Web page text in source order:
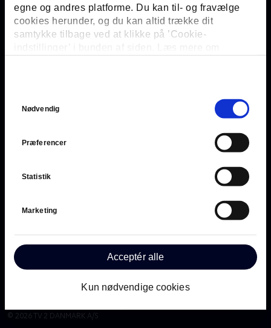
egne og andres platforme. Du kan til- og fravælge
cookies herunder, og du kan altid trække dit
samtykke tilbage ved at klikke på ’Cookie-
Nødvendig
Præferencer
Statistik
Marketing
Acceptér alle
Kun nødvendige cookies
Gå til forside
Ring på 89 88 12 12
© 2026TV 2 DANMARK A/S